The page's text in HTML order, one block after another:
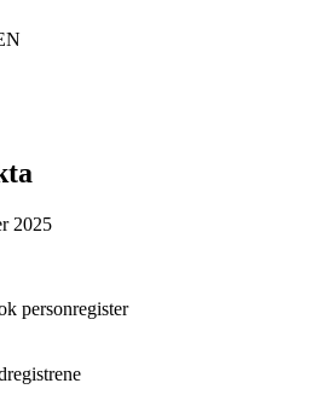
2025
personregister